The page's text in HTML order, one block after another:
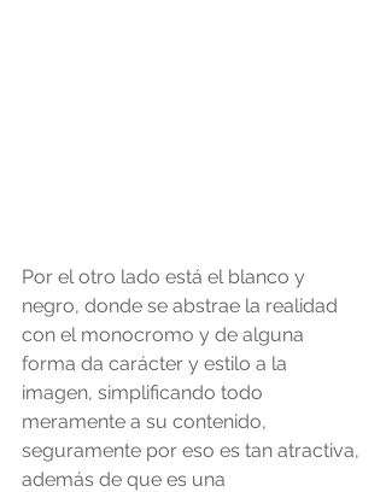
Por el otro lado está el blanco y
negro, donde se abstrae la realidad
con el monocromo y de alguna
forma da carácter y estilo a la
imagen, simplificando todo
meramente a su contenido,
seguramente por eso es tan atractiva,
además de que es una